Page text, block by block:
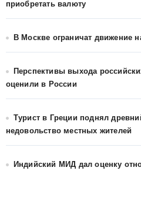
приобретать валюту
В Москве ограничат движение
Перспективы выхода
оценили в России
Турист в Греции поднял
недовольство местных жителей
Индийский МИД дал оценку